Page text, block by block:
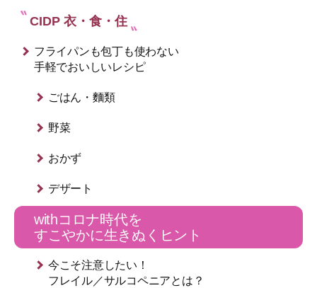
CIDP 衣・食・住
フライパンも包丁も使わない
手軽でおいしいレシピ
ごはん・麵類
野菜
おかず
デザート
withコロナ時代を
すこやかに生きぬくヒント
今こそ注意したい！
フレイル／サルコペニアとは？